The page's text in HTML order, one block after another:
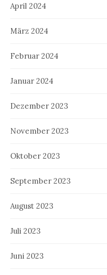
April 2024
März 2024
Februar 2024
Januar 2024
Dezember 2023
November 2023
Oktober 2023
September 2023
August 2023
Juli 2023
Juni 2023